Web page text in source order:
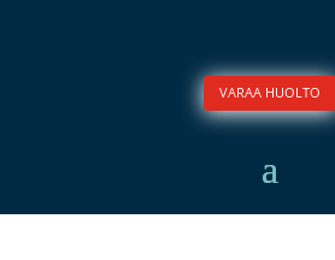
VARAA HUOLTO